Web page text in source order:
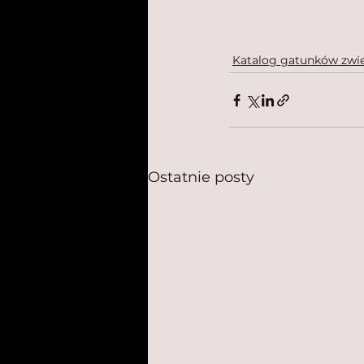
Katalog gatunków
Ostatnie posty